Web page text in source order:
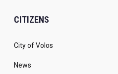
CITIZENS
City of Volos
News